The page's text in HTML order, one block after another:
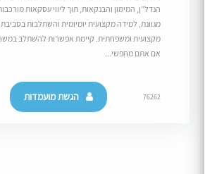
הנדל”ן, המימון והבנקאות, תוך ליווי עסקאות
מגוונת, למידה מקצועית יומיומית והשתלבות בסביבת
מקצועית ומשפחתית. קיימת אפשרות להשתלב
אם אתם מחפשי...
76262 הגשת מועמדות